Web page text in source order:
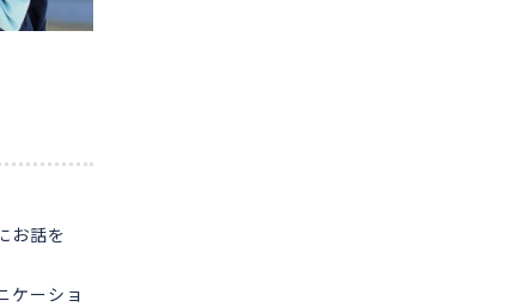
お話を
ケーショ